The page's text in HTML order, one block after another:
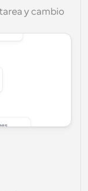
y cambio